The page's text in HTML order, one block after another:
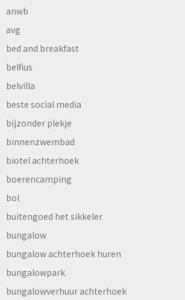
anwb
avg
bed and breakfast
belfius
belvilla
beste social media
bijzonder plekje
binnenzwembad
biotel achterhoek
boerencamping
bol
buitengoed het sikkeler
bungalow
bungalow achterhoek huren
bungalowpark
bungalowverhuur achterhoek